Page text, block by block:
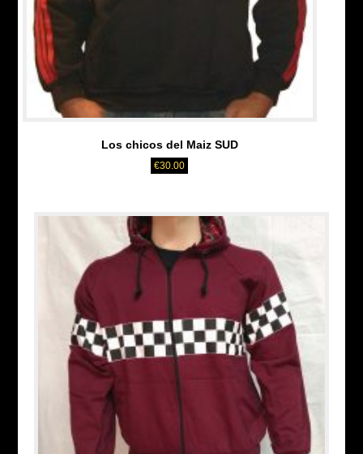
Los chicos del Maiz SUD
€30.00